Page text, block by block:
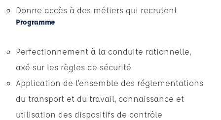
Donne accès à des métiers qui recrutent
Programme
Perfectionnement à la conduite rationnelle,
axé sur les règles de sécurité
Application de l’ensemble des réglementations
du transport et du travail, connaissance et
utilisation des dispositifs de contrôle